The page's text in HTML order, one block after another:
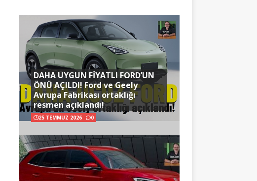
DAHA UYGUN FİYATLI FORD’UN
ÖNÜ AÇILDI! Ford ve Geely
Avrupa Fabrikası ortaklığı
resmen açıklandı!
25 TEMMUZ 2026 0